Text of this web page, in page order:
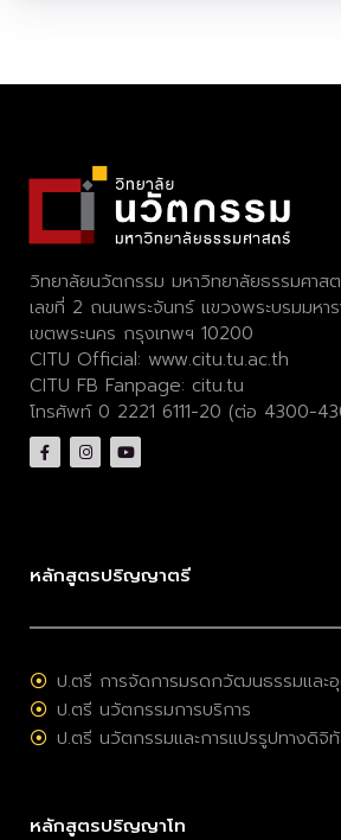
วิทยาลัยนวัตกรรม มหาวิทยาลัยธรรมศาส
เลขที่ 2 ถนนพระจันทร์ แขวงพระบรมมหา
เขตพระนคร กรุงเทพฯ 10200
CITU Official: www.citu.tu.ac.th
CITU FB Fanpage: citu.tu
โทรศัพท์ 0 2221 6111-20 (ต่อ 4300-
หลักสูตรปริญญาตรี
ป.ตรี การจัดการมรดกวัฒนธรรมและ
ป.ตรี นวัตกรรมการบริการ
ป.ตรี นวัตกรรมและการแปรรูปทางดิจิ
หลักสูตรปริญญาโท